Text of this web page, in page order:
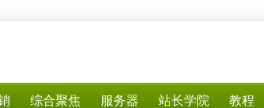
综合聚焦 服务器 站长学院 教程